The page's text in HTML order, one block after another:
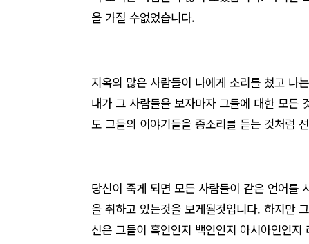
을 가질 수없었습니다.
지옥의 많은 사람들이 나에게 소리를 쳤고 나
내가 그 사람들을 보자마자 그들에 대한 모든
도 그들의 이야기들을 종소리를 듣는 것처럼
당신이 죽게 되면 모든 사람들이 같은 언어를
을 취하고 있는것을 보게될것입니다. 하지만
신은 그들이 흑인인지 백인인지 아시아인인